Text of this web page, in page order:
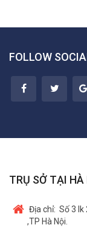
FOLLOW
TRỤ SỞ TẠI HÀ
Địa chỉ: Số 3 lk
,TP Hà Nội.